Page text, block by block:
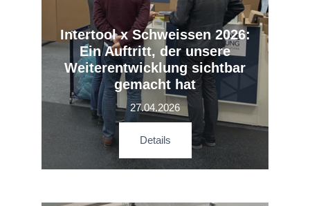
Intertool x Schweissen 2026:
Ein Auftritt, der unsere
Weiterentwicklung sichtbar
gemacht hat
27.04.2026
Details